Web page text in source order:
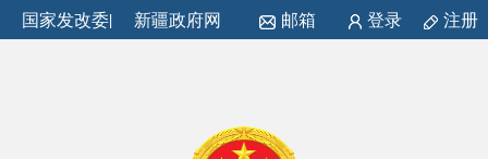
国家发改委| 新疆政府网 邮箱 登录 注册